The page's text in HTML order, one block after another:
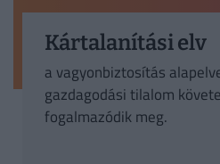
Kártalanítási elv
a vagyonbiztosítás
gazdagodási tilalom
fogalmazódik meg.